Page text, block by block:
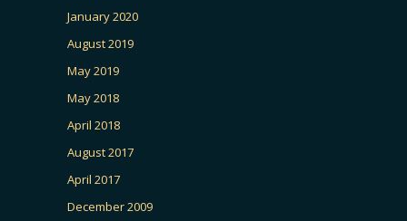
January 2020
August 2019
May 2019
May 2018
April 2018
August 2017
April 2017
December 2009